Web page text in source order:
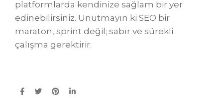
platformlarda kendinize sağlam bir yer
edinebilirsiniz. Unutmayın ki SEO bir
maraton, sprint değil; sabır ve sürekli
çalışma gerektirir.